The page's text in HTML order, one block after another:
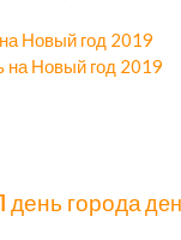
Новый год 2019
на Новый год 2019
день города